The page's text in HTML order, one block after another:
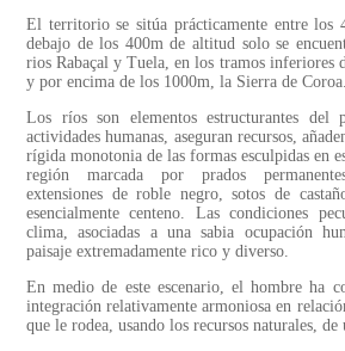
El territorio se sitúa prácticamente entre los
debajo de los 400m de altitud solo se
rios Rabaçal y Tuela, en los tramos inferiores
y por encima de los 1000m, la Sierra de Coroa.
Los ríos son elementos estructurantes del
actividades humanas, aseguran recursos,
rígida monotonia de las formas esculpidas en
región marcada por prados
extensiones de roble negro, sotos de
esencialmente centeno. Las condiciones
clima, asociadas a una sabia ocupación
paisaje extremadamente rico y diverso.
En medio de este escenario, el hombre ha
integración relativamente armoniosa en
que le rodea, usando los recursos naturales,